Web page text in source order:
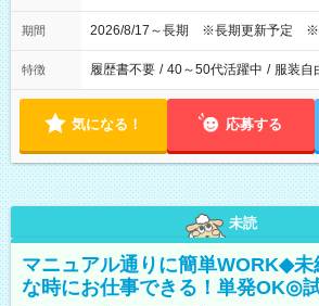
期間 2026/8/17～長期 ※長期更新予定 ※8
特徴 履歴書不要 / 40～50代活躍中 / 服装自
気になる！ 応募する
未読
マニュアル通りに簡単WORK◆未
な時にお仕事できる！単発OK◎